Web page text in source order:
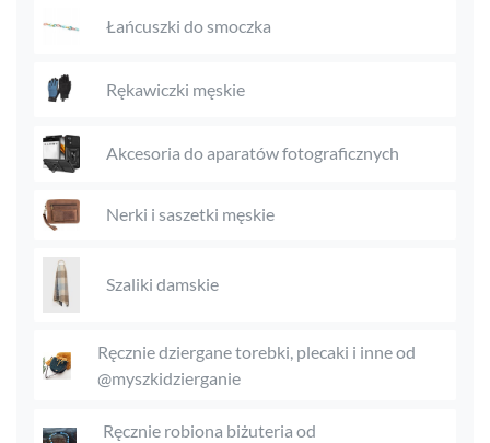
Łańcuszki do smoczka
Rękawiczki męskie
Akcesoria do aparatów fotograficznych
Nerki i saszetki męskie
Szaliki damskie
Ręcznie dziergane torebki, plecaki i inne od
@myszkidzierganie
Ręcznie robiona biżuteria od